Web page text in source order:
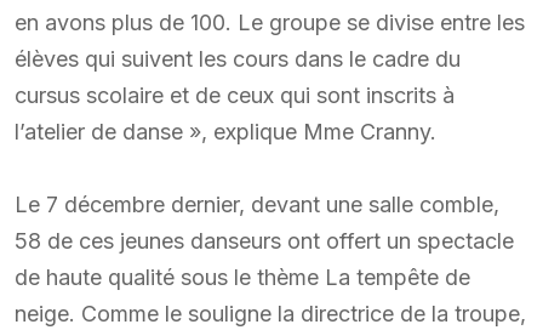
en avons plus de 100. Le groupe se divise entre les
élèves qui suivent les cours dans le cadre du
cursus scolaire et de ceux qui sont inscrits à
l’atelier de danse », explique Mme Cranny.
Le 7 décembre dernier, devant une salle comble,
58 de ces jeunes danseurs ont offert un spectacle
de haute qualité sous le thème La tempête de
neige. Comme le souligne la directrice de la troupe,